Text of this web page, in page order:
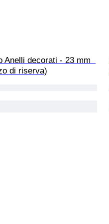
Anelli decorati - 23 mm
di riserva)